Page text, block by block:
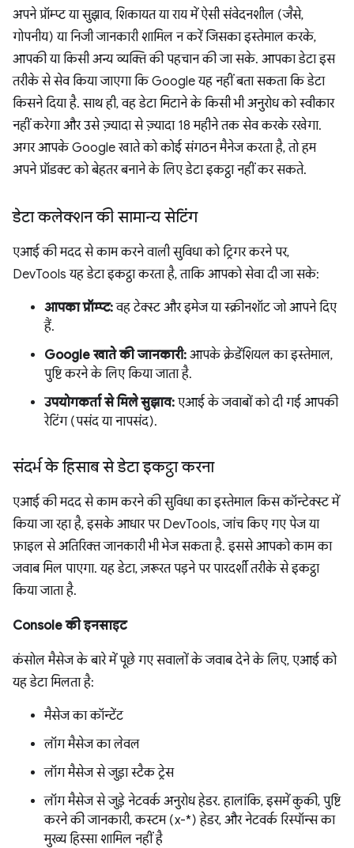
अपने प्रॉम्प्ट या सुझाव, शिकायत या राय में ऐसी संवेदनशील (जैसे,
गोपनीय) या निजी जानकारी शामिल न करें जिसका इस्तेमाल करके,
आपकी या किसी अन्य व्यक्ति की पहचान की जा सके. आपका डेटा इस
तरीके से सेव किया जाएगा कि Google यह नहीं बता सकता कि डेटा
किसने दिया है. साथ ही, वह डेटा मिटाने के किसी भी अनुरोध को स्वीकार
नहीं करेगा और उसे ज़्यादा से ज़्यादा 18 महीने तक सेव करके रखेगा.
अगर आपके Google खाते को कोई संगठन मैनेज करता है, तो हम
अपने प्रॉडक्ट को बेहतर बनाने के लिए डेटा इकट्ठा नहीं कर सकते.
डेटा कलेक्शन की सामान्य सेटिंग
एआई की मदद से काम करने वाली सुविधा को ट्रिगर करने पर,
DevTools यह डेटा इकट्ठा करता है, ताकि आपको सेवा दी जा सके:
आपका प्रॉम्प्ट:वह टेक्स्ट और इमेज या स्क्रीनशॉट जो आपने दिए
हैं.
Google खाते की जानकारी: आपके क्रेडेंशियल का इस्तेमाल,
पुष्टि करने के लिए किया जाता है.
उपयोगकर्ता से मिले सुझाव: एआई के जवाबों को दी गई आपकी
रेटिंग (पसंद या नापसंद).
संदर्भ के हिसाब से डेटा इकट्ठा करना
एआई की मदद से काम करने की सुविधा का इस्तेमाल किस कॉन्टेक्स्ट में
किया जा रहा है, इसके आधार पर DevTools, जांच किए गए पेज या
फ़ाइल से अतिरिक्त जानकारी भी भेज सकता है. इससे आपको काम का
जवाब मिल पाएगा. यह डेटा, ज़रूरत पड़ने पर पारदर्शी तरीके से इकट्ठा
किया जाता है.
Console की इनसाइट
कंसोल मैसेज के बारे में पूछे गए सवालों के जवाब देने के लिए, एआई को
यह डेटा मिलता है:
मैसेज का कॉन्टेंट
लॉग मैसेज का लेवल
लॉग मैसेज से जुड़ा स्टैक ट्रेस
लॉग मैसेज से जुड़े नेटवर्क अनुरोध हेडर. हालांकि, इसमें कुकी, पुष्टि
करने की जानकारी, कस्टम (x-*) हेडर, और नेटवर्क रिस्पॉन्स का
मुख्य हिस्सा शामिल नहीं है